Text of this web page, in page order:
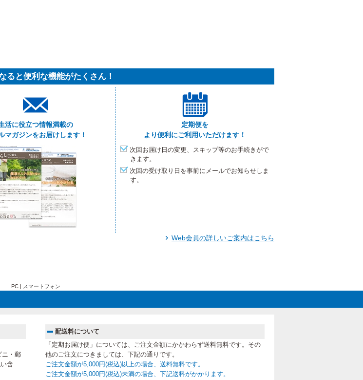
ると便利な機能がたくさん！
活に役立つ情報満載の
マガジンをお届けします！
定期便を
より便利にご利用いただけます！
次回お届け日の変更、スキップ等のお手続きがで
きます。
次回の受け取り日を事前にメールでお知らせしま
す。
Web会員の詳しいご案内はこちら
PC | スマートフォン
ニ・郵
含
配送料について
「定期お届け便」については、ご注文金額にかかわらず送料無料です。その
他のご注文につきましては、下記の通りです。
ご注文金額が5,000円(税込)以上の場合、送料無料です。
ご注文金額が5,000円(税込)未満の場合、下記送料がかかります。